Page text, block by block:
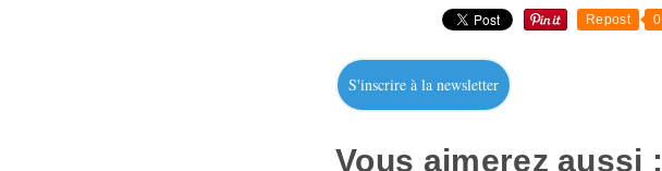
Repost 0
S'inscrire à la newsletter
Vous aimerez aussi :